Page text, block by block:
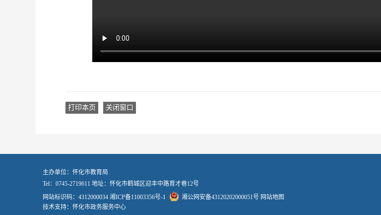
打印本页 关闭窗口
主办单位：怀化市教育局
Tel：0745-2719611 地址：怀化市鹤城区迎丰中路育才巷12号
网站标识码：4312000034 湘ICP备11003356号-1 湘公网安备43120202000051号 网站地图
技术支持：怀化市政务服务中心